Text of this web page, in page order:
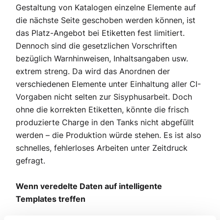
Gestaltung von Katalogen einzelne Elemente auf
die nächste Seite geschoben werden können, ist
das Platz-Angebot bei Etiketten fest limitiert.
Dennoch sind die gesetzlichen Vorschriften
bezüglich Warnhinweisen, Inhaltsangaben usw.
extrem streng. Da wird das Anordnen der
verschiedenen Elemente unter Einhaltung aller CI-
Vorgaben nicht selten zur Sisyphusarbeit. Doch
ohne die korrekten Etiketten, könnte die frisch
produzierte Charge in den Tanks nicht abgefüllt
werden – die Produktion würde stehen. Es ist also
schnelles, fehlerloses Arbeiten unter Zeitdruck
gefragt.
Wenn veredelte Daten auf intelligente
Templates treffen